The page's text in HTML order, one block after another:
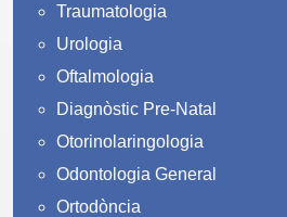
Traumatologia
Urologia
Oftalmologia
Diagnòstic Pre-Natal
Otorinolaringologia
Odontologia General
Ortodòncia